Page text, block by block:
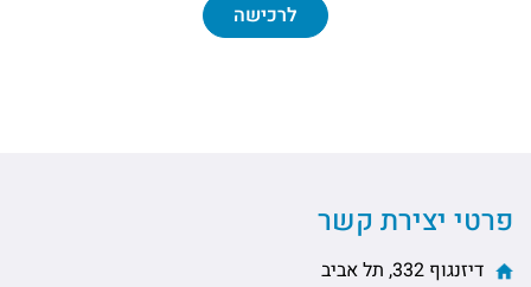
לרכישה
פרטי יצירת קשר
דיזנגוף 332, תל אביב